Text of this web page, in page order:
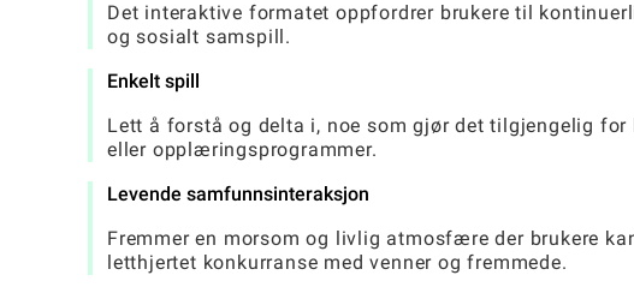
Det interaktive formatet oppfordrer brukere til
og sosialt samspill.
Enkelt spill
Lett å forstå og delta i, noe som gjør det tilgjengelig
eller opplæringsprogrammer.
Levende samfunnsinteraksjon
Fremmer en morsom og livlig atmosfære der brukere
letthjertet konkurranse med venner og fremmede.